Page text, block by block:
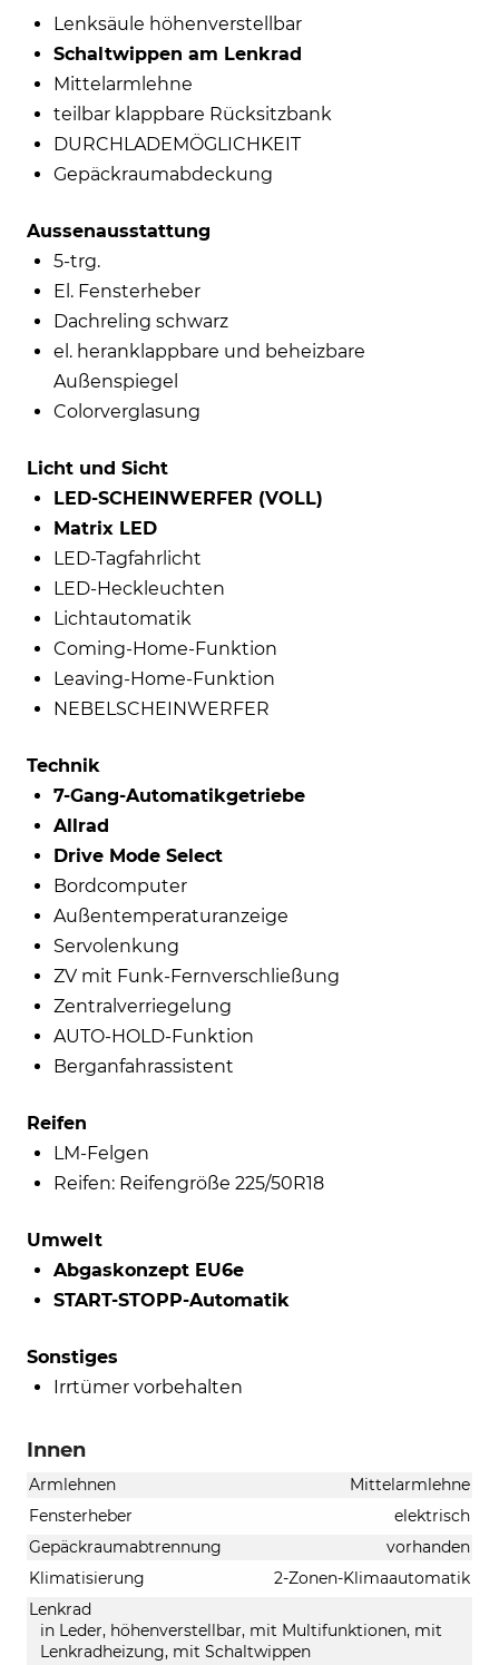
Lenksäule höhenverstellbar
Schaltwippen am Lenkrad
Mittelarmlehne
teilbar klappbare Rücksitzbank
DURCHLADEMÖGLICHKEIT
Gepäckraumabdeckung
Aussenausstattung
5-trg.
El. Fensterheber
Dachreling schwarz
el. heranklappbare und beheizbare
Außenspiegel
Colorverglasung
Licht und Sicht
LED-SCHEINWERFER (VOLL)
Matrix LED
LED-Tagfahrlicht
LED-Heckleuchten
Lichtautomatik
Coming-Home-Funktion
Leaving-Home-Funktion
NEBELSCHEINWERFER
Technik
7-Gang-Automatikgetriebe
Allrad
Drive Mode Select
Bordcomputer
Außentemperaturanzeige
Servolenkung
ZV mit Funk-Fernverschließung
Zentralverriegelung
AUTO-HOLD-Funktion
Berganfahrassistent
Reifen
LM-Felgen
Reifen: Reifengröße 225/50R18
Umwelt
Abgaskonzept EU6e
START-STOPP-Automatik
Sonstiges
Irrtümer vorbehalten
Innen
Armlehnen
Mittelarmlehne
Fensterheber
elektrisch
Gepäckraumabtrennung
vorhanden
Klimatisierung
2-Zonen-Klimaautomatik
Lenkrad
in Leder, höhenverstellbar, mit Multifunktionen, mit
Lenkradheizung, mit Schaltwippen